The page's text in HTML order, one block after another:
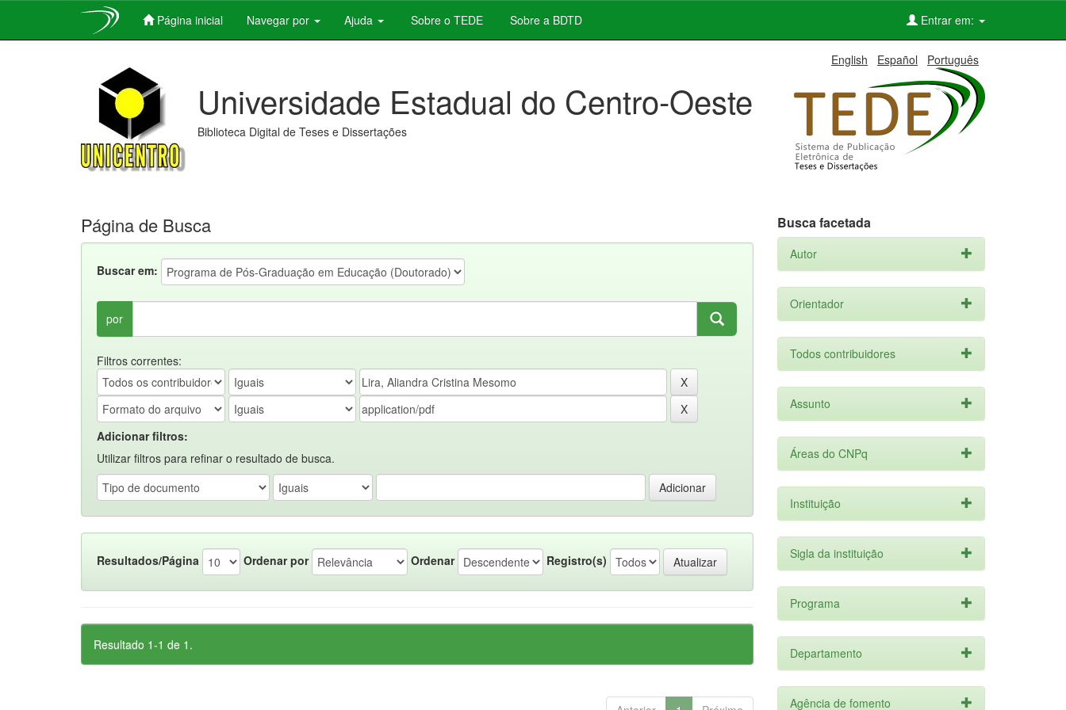
Página inicial Navegar por Ajuda Sobre o TEDE Sobre a BDTD Entrar em:
English Español Português
Universidade Estadual do Centro-Oeste
Biblioteca Digital de Teses e Dissertações
Página de Busca
Buscar em:
por
Filtros correntes:
Adicionar filtros:
Utilizar filtros para refinar o resultado de busca.
Resultados/Página Ordenar por Ordenar Registro(s)
Resultado 1-1 de 1.
Busca facetada
Autor
Orientador
Todos contribuidores
Assunto
Áreas do CNPq
Instituição
Sigla da instituição
Programa
Departamento
Agência de fomento